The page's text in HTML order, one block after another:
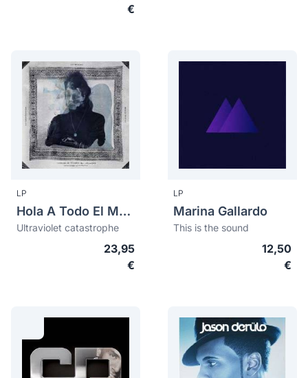
€
LP
Hola A Todo El Mundo (Hatem)
Ultraviolet catastrophe
23,95
€
LP
Marina Gallardo
This is the sound
12,50
€